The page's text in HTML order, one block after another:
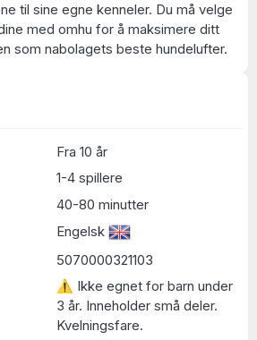
Fra 10 år
1-4 spillere
40-80 minutter
Engelsk
5070000321103
⚠ Ikke egnet for barn under
3 år. Inneholder små deler.
Kvelningsfare.
til sine egne kenneler. Du må velge
med omhu for å maksimere ditt
som nabolagets beste hundelufter.